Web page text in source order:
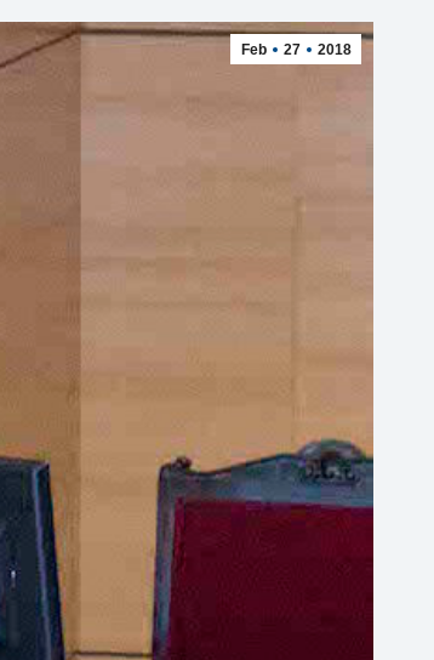
Feb 27 2018